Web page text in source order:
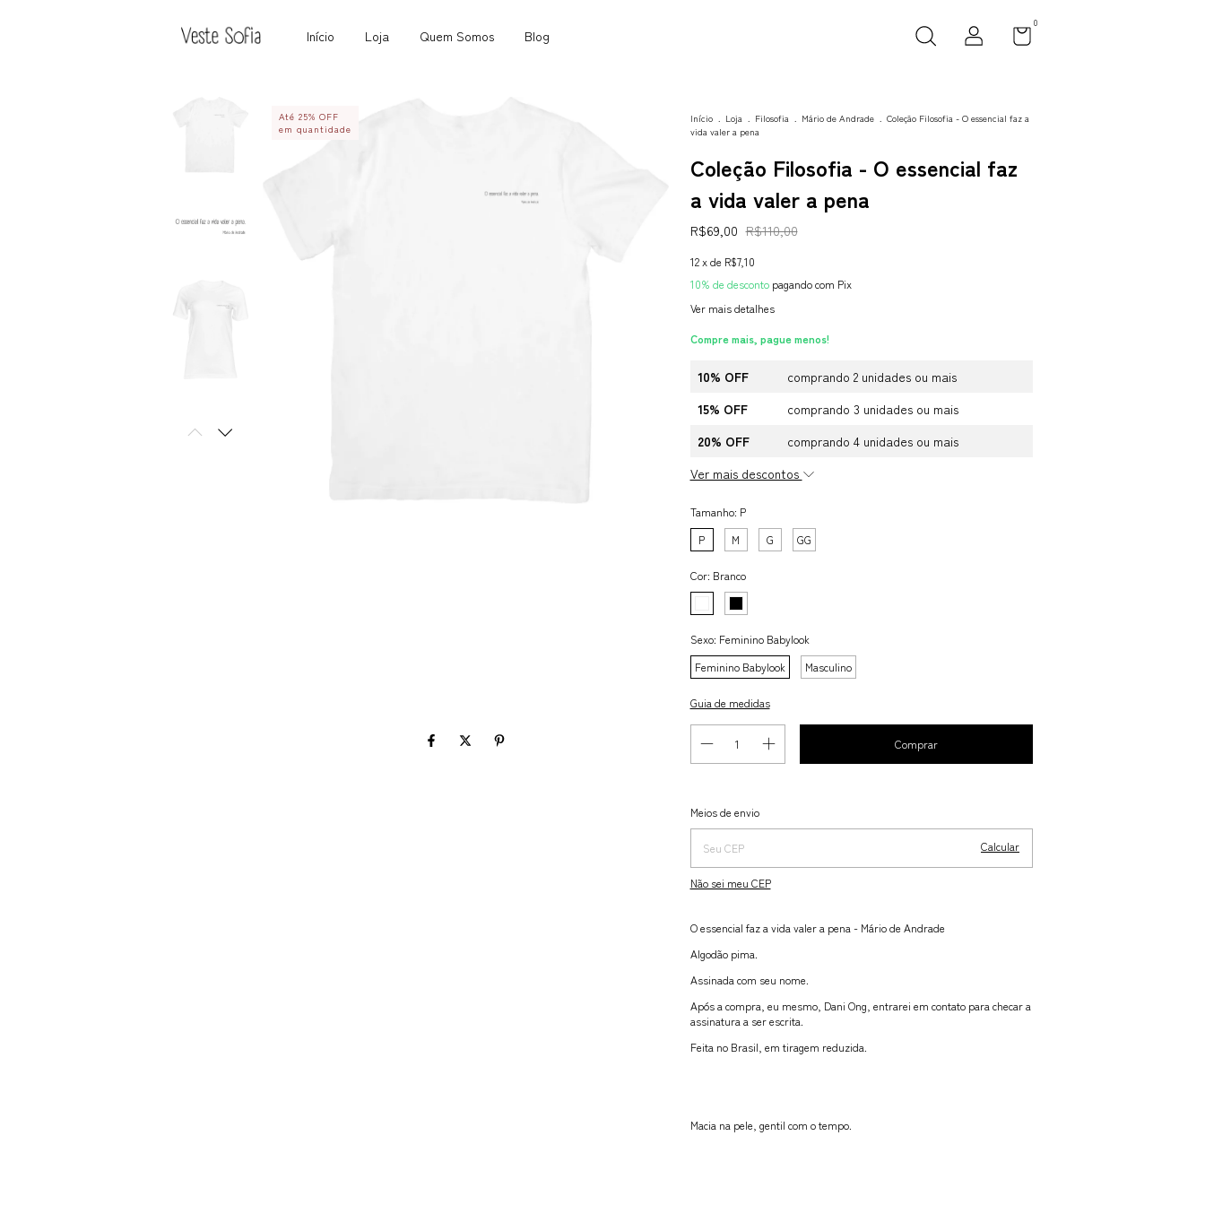
Início Loja Quem Somos Blog
0
Até 25% OFF
em quantidade
Início . Loja . Filosofia . Mário de Andrade . Coleção Filosofia - O essencial faz a
vida valer a pena
Coleção Filosofia - O essencial faz
a vida valer a pena
R$69,00 R$110,00
12 x de R$7,10
10% de descontopagando com Pix
Ver mais detalhes
Compre mais, pague menos!
10% OFF
comprando 2 unidades ou mais
15% OFF
comprando 3 unidades ou mais
20% OFF
comprando 4 unidades ou mais
Ver mais descontos
Tamanho: P
P
M G GG
Cor: Branco
Sexo: Feminino Babylook
Feminino Babylook
Masculino
Guia de medidas
Entregas para o CEP:
Meios de envio
Calcular
Não sei meu CEP
O essencial faz a vida valer a pena - Mário de Andrade
Algodão pima.
Assinada com seu nome.
Após a compra, eu mesmo, Dani Ong, entrarei em contato para checar a
assinatura a ser escrita.
Feita no Brasil, em tiragem reduzida.
Macia na pele, gentil com o tempo.